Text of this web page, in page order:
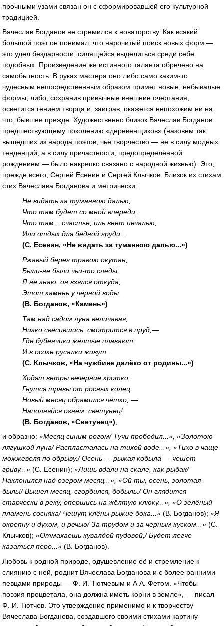
прочными узами связан он с сформировавшей его культурной
традицией.
Вячеслав Богданов не стремился к новаторству. Как всякий
большой поэт он понимал, что нарочитый поиск новых форм —
это удел бездарности, силящейся выделиться среди себе
подобных. Произведение же истинного таланта обречено на
самобытность. В руках мастера оно либо само каким-то
чудесным непосредственным образом примет новые, небывалые
формы, либо, сохранив привычные внешние очертания,
осветится гением творца и, заиграв, окажется непохожим ни на
что, бывшее прежде. Художественно близок Вячеслав Богданов
предшествующему поколению «деревенщиков» (назовём так
вышедших из народа поэтов, чьё творчество — не в силу модных
тенденций, а в силу причастности, предопределённой
рождением — было накрепко связано с народной жизнью). Это,
прежде всего, Сергей Есенин и Сергей Клычков. Близок их стихам
стих Вячеслава Богданова и метрически:
Не видать за туманною далью,
Что там будет со мной впереди,
Что там... счастье, иль веет печалью,
Или отдых для бедной груди...
(С. Есенин, «Не видать за туманною далью...»)
Ржавый берег травою окутан,
Были-не были чьи-то следы.
Я не знаю, он взялся откуда,
Этот камень у чёрной воды.
(В. Богданов, «Камень»)
Там над садом луна величавая,
Низко свесившись, смотрится в пруд,—
Где бубенчики жёлтые плавают
И в осоке русалки живут...
(С. Клычков, «На чужбине далёко от родины...»)
Ходят ветры вечерние кротко.
Гнутся травы от росных колец,
Новый месяц обрамился чётко, —
Наполняйся огнём, светунец!
(В. Богданов, «Светунец»)
и образно: «Месяц синим рогом/ Тучи прободил...», «Золотою
лягушкой луна/ Распласталась на тихой воде...», «Тихо в чаще
можжевеля по обрыву./ Осень — рыжая кобыла — чешет
гриву...» (С. Есенин); «Лишь вдали на скале, как рыбак/
Наклонился над озером месяц...», «Ой ты, осень, золотая
быль!/ Вышел месяц, сгорбился, бобыль./ Он глядится
старчески в реку, опершись на жёлтую клюку...», «О зелёный
пламень сосняка/ Чешут клёны рыжие бока...» (В. Богданов); «Я
окрепну и духом, и речью/ За трудом и за черным куском...» (С.
Клычков); «Отмахаешь кувалдой пудовой,/ Будет легче
казаться перо...» (В. Богданов).
Любовь к родной природе, одушевление её и стремление к
слиянию с ней, роднит Вячеслава Богданова и с более ранними
певцами природы — Ф. И. Тютчевым и А А. Фетом. «Чтобы
поэзия процветала, она должна иметь корни в земле», — писал
Ф. И. Тютчев. Это утверждение применимо и к творчеству
Вячеслава Богданова, создавшего своими стихами картину